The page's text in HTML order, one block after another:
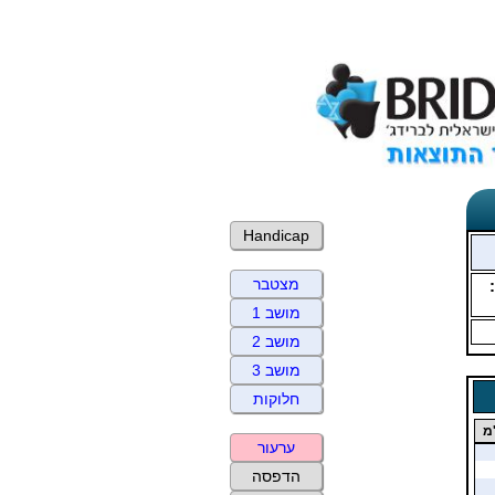
Handicap
מצטבר
מושב 1
מושב 2
מושב 3
חלוקות
ערעור
הדפסה